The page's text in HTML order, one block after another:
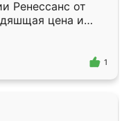
Ренессанс от
цена и
Приехавший
самый
1